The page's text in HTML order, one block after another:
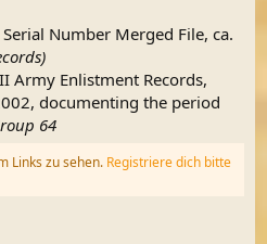
Number Merged File, ca.
Army Enlistment Records,
documenting the period
64
Links zu sehen. Registriere dich bitte